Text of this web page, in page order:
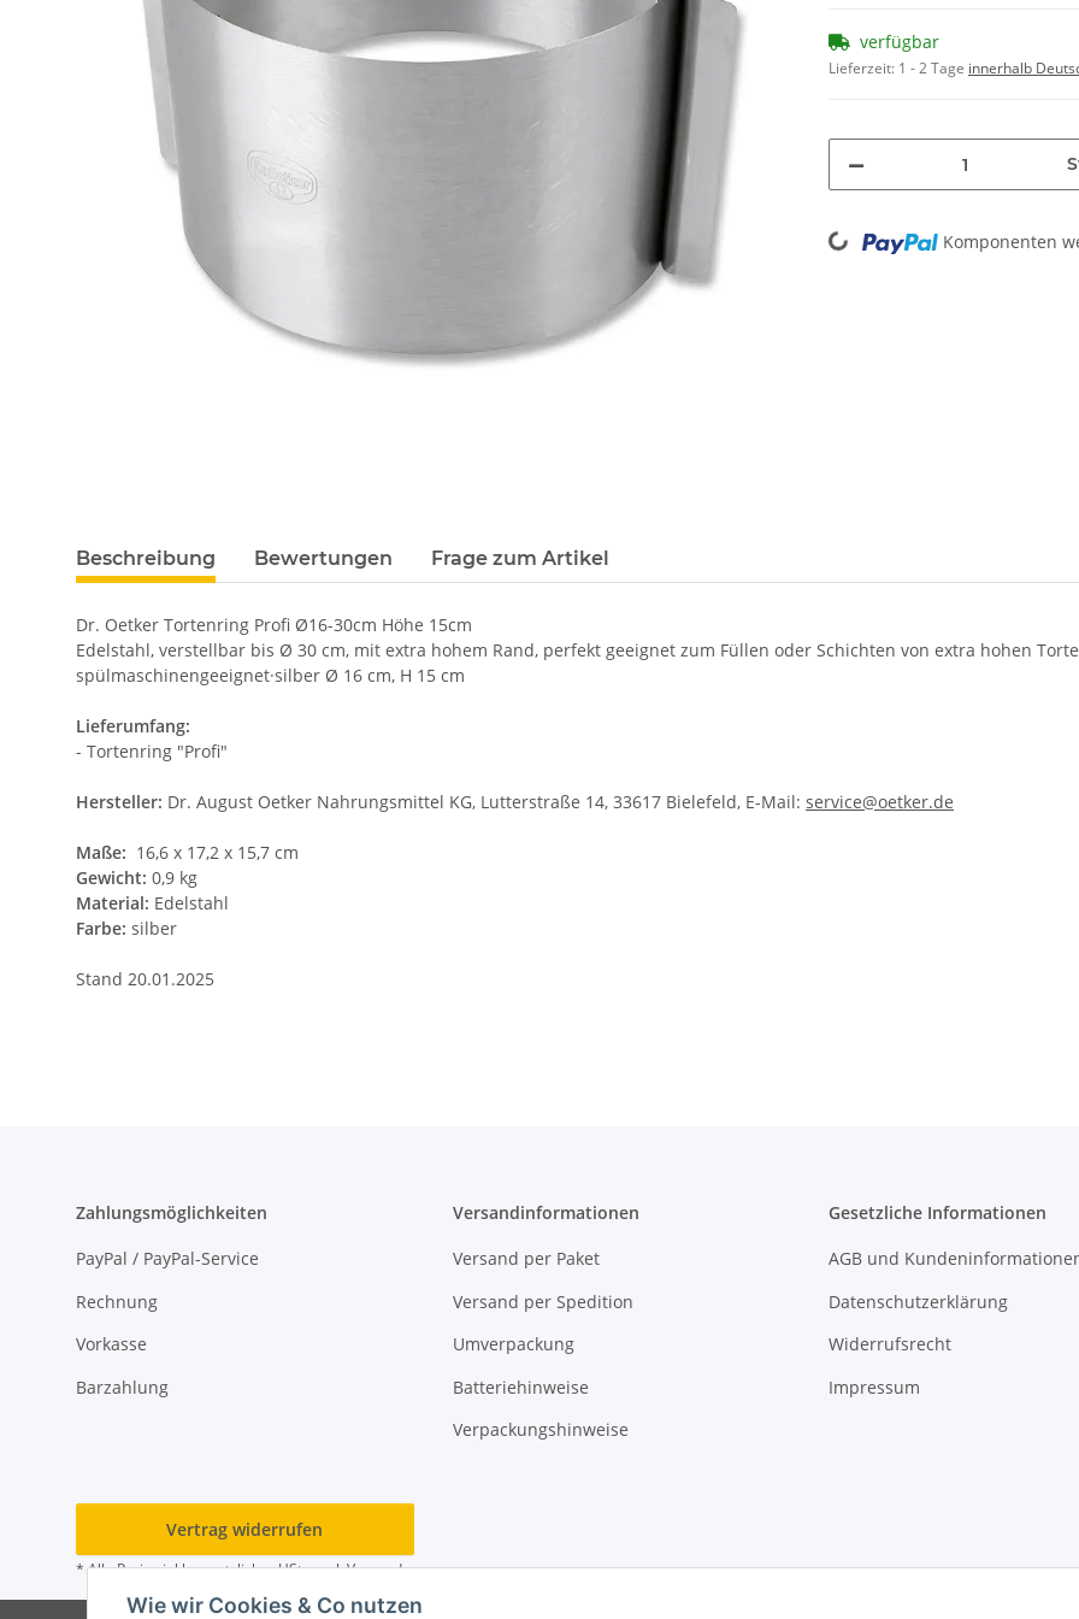
Wie wir Cookies & Co nutzen
verfügbar
Lieferzeit: 1 - 2 Tage innerhalb
Loading... Komponenten
Beschreibung Bewertungen Frage zum Artikel
Dr. Oetker Tortenring Profi Ø16-30cm Höhe 15cm
Edelstahl, verstellbar bis Ø 30 cm, mit extra hohem Rand, perfekt geeignet zum Füllen oder Schichten von extra hohen
spülmaschinengeeignet·silber Ø 16 cm, H 15 cm
Lieferumfang:
- Tortenring "Profi"
Hersteller: Dr. August Oetker Nahrungsmittel KG, Lutterstraße 14, 33617 Bielefeld, E-Mail: service@oetker.de
Maße: 16,6 x 17,2 x 15,7 cm
Gewicht: 0,9 kg
Material: Edelstahl
Farbe: silber
Stand 20.01.2025
Zahlungsmöglichkeiten
PayPal / PayPal-Service
Rechnung
Vorkasse
Barzahlung
Versandinformationen
Versand per Paket
Versand per Spedition
Umverpackung
Batteriehinweise
Verpackungshinweise
Gesetzliche Informationen
AGB und
Datenschutzerklärung
Widerrufsrecht
Impressum
Vertrag widerrufen
* Alle Preise inkl. gesetzlicher USt., zzgl.Versand